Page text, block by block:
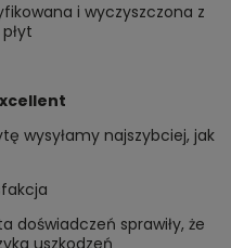
i wyczyszczona z
wysyłamy najszybciej, jak
doświadczeń sprawiły, że